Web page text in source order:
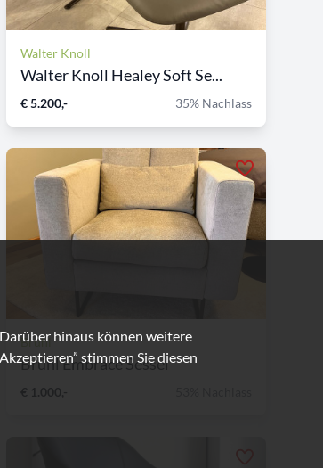
Walter Knoll
Walter Knoll Healey Soft Se...
€ 5.200,- 35% Nachlass
Brühl
Brühl Embrace Sessel
€ 1.000,-
hinaus können weitere
stimmen Sie diesen